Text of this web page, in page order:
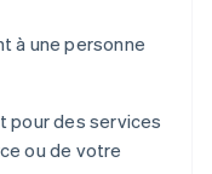
à une personne
pour des services
ou de votre